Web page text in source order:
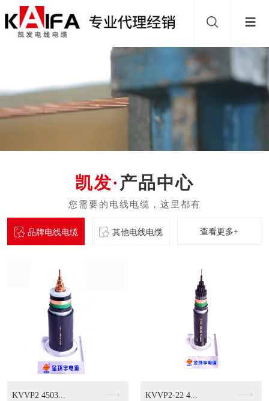
产品中心
品牌电线电缆 其他电线电缆 查看更多+
KVVP2 4503... KVVP2-22 4...